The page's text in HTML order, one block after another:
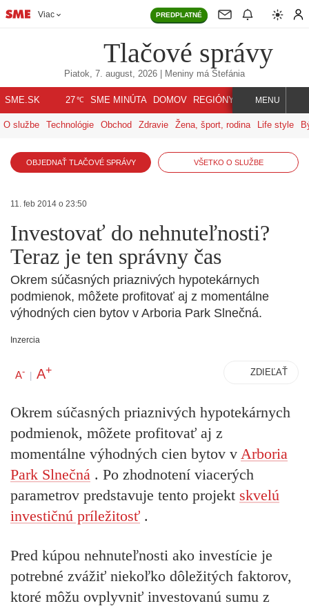
Viac PREDPLATNÉ
Tlačové správy
Piatok, 7. august, 2026 | Meniny má Štefánia
SME.SK 27℃ SME MINÚTA DOMOV REGIÓNY INDEX SVET
MENU
O službe Technológie Obchod Zdravie Žena, šport, rodina Life style
OBJEDNAŤ TLAČOVÉ SPRÁVY VŠETKO O SLUŽBE
11. feb 2014 o 23:50
Investovať do nehnuteľnosti?
Teraz je ten správny čas
Okrem súčasných priaznivých hypotekárnych
podmienok, môžete profitovať aj z momentálne
výhodných cien bytov v Arboria Park Slnečná.
Inzercia
A- | A+ ZDIEĽAŤ
Okrem súčasných priaznivých hypotekárnych
podmienok, môžete profitovať aj z
momentálne výhodných cien bytov v Arboria
Park Slnečná . Po zhodnotení viacerých
parametrov predstavuje tento projekt skvelú
investičnú príležitosť .
Pred kúpou nehnuteľnosti ako investície je
potrebné zvážiť niekoľko dôležitých faktorov,
ktoré môžu ovplyvniť investovanú sumu z